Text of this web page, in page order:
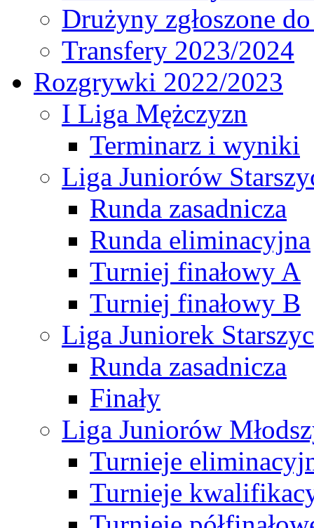
Drużyny zgłoszone
Transfery 2023/2024
Rozgrywki 2022/2023
I Liga Mężczyzn
Terminarz i wyniki
Liga Juniorów
Runda zasadnicza
Runda eliminacyjna
Turniej finałowy A
Turniej finałowy B
Liga Juniorek
Runda zasadnicza
Finały
Liga Juniorów
Turnieje
Turnieje